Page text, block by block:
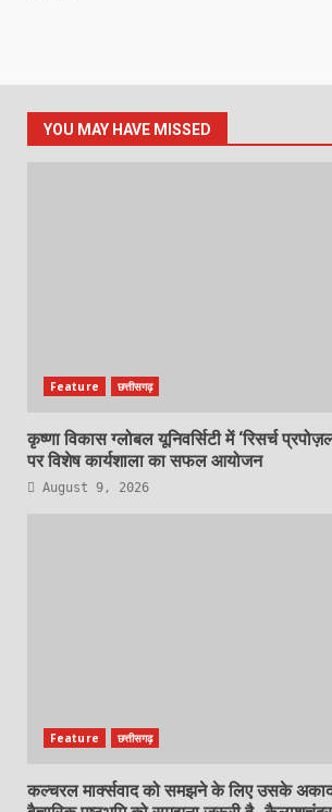
YOU MAY HAVE MISSED
Feature छत्तीसगढ़
कृष्णा विकास ग्लोबल यूनिवर्सिटी में ‘रिसर्च
पर विशेष कार्यशाला का सफल आयोजन
August 9, 2026
Feature छत्तीसगढ़
कल्चरल मार्क्सवाद को समझने के लिए उसके